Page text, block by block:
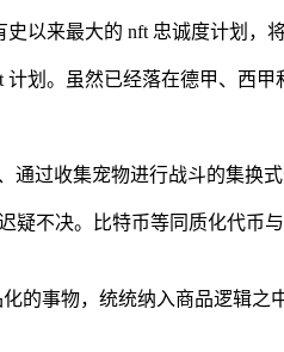
以来最大的 nft 忠诚度计划，
划。虽然已经落在德甲、西
通过收集宠物进行战斗的集换
疑不决。比特币等同质化代币
的事物，统统纳入商品逻辑